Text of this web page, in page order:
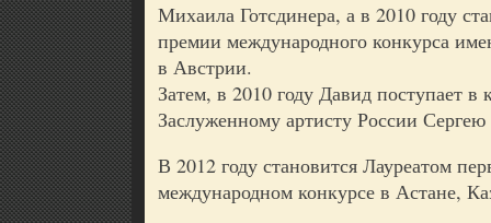
Михаила Готсдинера, а в 2010 году
премии международного конкурса
в Австрии.
Затем, в 2010 году Давид поступает в
Заслуженному артисту России
В 2012 году становится Лауреатом
международном конкурсе в Астане,